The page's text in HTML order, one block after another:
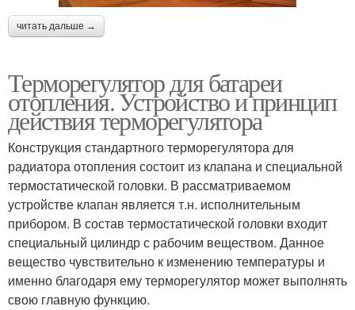
читать дальше →
Терморегулятор для батареи
отопления. Устройство и принцип
действия терморегулятора
Конструкция стандартного терморегулятора для
радиатора отопления состоит из клапана и специальной
термостатической головки. В рассматриваемом
устройстве клапан является т.н. исполнительным
прибором. В состав термостатической головки входит
специальный цилиндр с рабочим веществом. Данное
вещество чувствительно к изменению температуры и
именно благодаря ему терморегулятор может выполнять
свою главную функцию.